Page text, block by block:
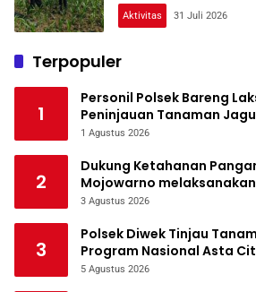
Aktivitas 31 Juli 2026
Terpopuler
1
Personil Polsek Bareng
Peninjauan Tanaman
Ketahanan Pangan
1 Agustus 2026
2
Dukung Ketahanan
Mojowarno
Tanaman Jagung
3 Agustus 2026
3
Polsek Diwek Tinjau
Program Nasional Asta
5 Agustus 2026